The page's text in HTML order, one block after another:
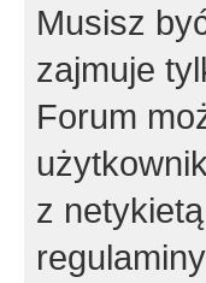
Musisz
zajmuje
Forum
z